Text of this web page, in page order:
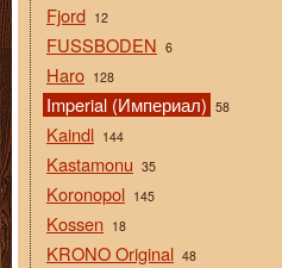
Fjord 12
FUSSBODEN 6
Haro 128
Imperial (Империал) 58
Kaindl 144
Kastamonu 35
Koronopol 145
Kossen 18
KRONO Original 48